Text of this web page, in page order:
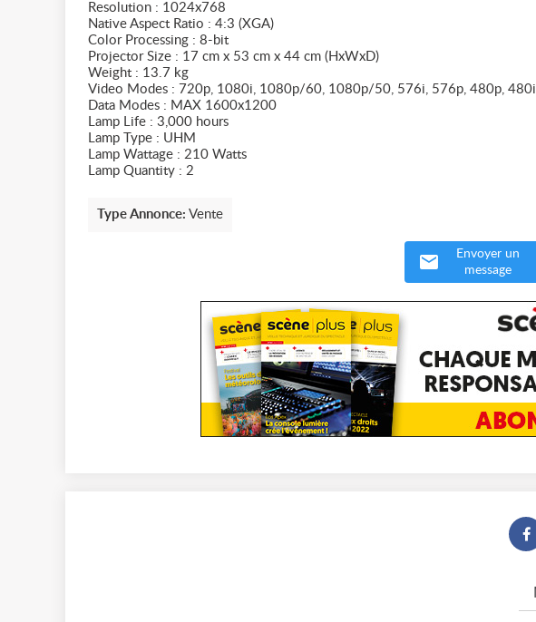
Resolution : 1024x768
Native Aspect Ratio : 4:3 (XGA)
Color Processing : 8-bit
Projector Size : 17 cm x 53 cm x 44 cm (HxWxD)
Weight : 13.7 kg
Video Modes : 720p, 1080i, 1080p/60, 1080p/50, 576i, 576p, 480p, 480i
Data Modes : MAX 1600x1200
Lamp Life : 3,000 hours
Lamp Type : UHM
Lamp Wattage : 210 Watts
Lamp Quantity : 2
Type Annonce: Vente
Envoyer un
message